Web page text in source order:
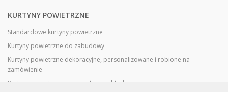
KURTYNY POWIETRZNE
Standardowe kurtyny powietrzne
Kurtyny powietrzne do zabudowy
Kurtyny powietrzne dekoracyjne, personalizowane i robione na
zamówienie
Kurtyny powietrzne przemysłowe i chłodnicze